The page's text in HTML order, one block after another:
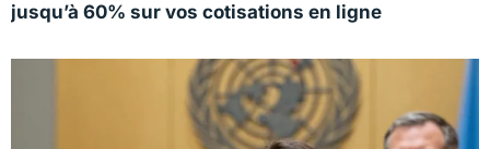
jusqu’à 60% sur vos cotisations en ligne